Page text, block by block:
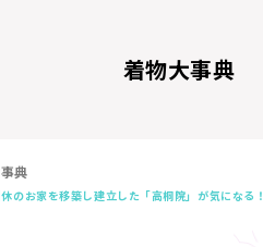
着物大事典
典
のお家を移築し建立した「高桐院」が気になる！